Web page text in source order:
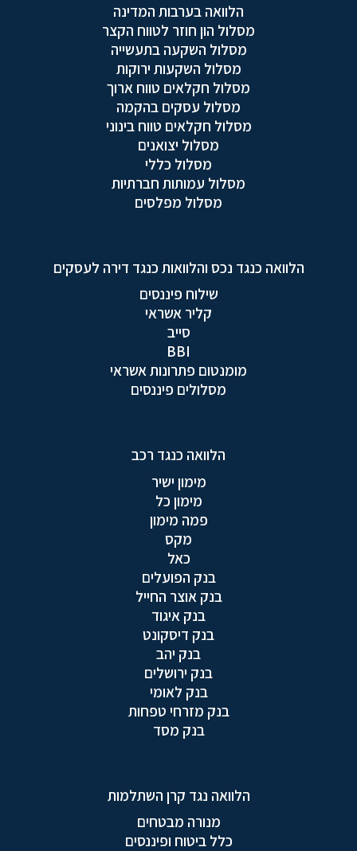
הלוואה בערבות המדינה
מסלול הון חוזר לטווח הקצר
מסלול השקעה בתעשייה
מסלול השקעות ירוקות
מסלול חקלאים טווח ארוך
מסלול עסקים בהקמה
מסלול חקלאים טווח בינוני
מסלול יצואנים
מסלול כללי
מסלול עמותות חברתיות
מסלול מפלסים
הלוואה כנגד נכס והלוואות כנגד דירה לעסקים
שילוח פיננסים
קליר אשראי
סייב
BBI
מומנטום פתרונות אשראי
מסלולים פיננסים
הלוואה כנגד רכב
מימון ישיר
מימון כל
פמה מימון
מקס
כאל
בנק הפועלים
בנק אוצר החייל
בנק איגוד
בנק דיסקונט
בנק יהב
בנק ירושלים
בנק לאומי
בנק מזרחי טפחות
בנק מסד
הלוואה נגד קרן השתלמות
מנורה מבטחים
כלל ביטוח ופיננסים